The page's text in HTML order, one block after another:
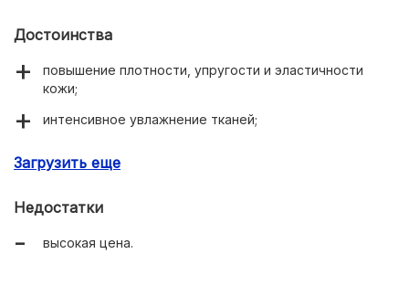
Достоинства
повышение плотности, упругости и эластичности
кожи;
интенсивное увлажнение тканей;
замедление процессов старения;
легкая текстура;
Загрузить еще
Недостатки
высокая цена.